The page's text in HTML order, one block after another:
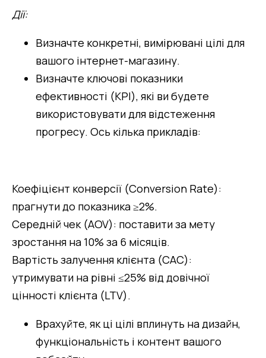
Дії:
Визначте конкретні, вимірювані цілі для
вашого інтернет-магазину.
Визначте ключові показники
ефективності (KPI), які ви будете
використовувати для відстеження
прогресу. Ось кілька прикладів:
Коефіцієнт конверсії (Conversion Rate):
прагнути до показника ≥2%.
Середній чек (AOV): поставити за мету
зростання на 10% за 6 місяців.
Вартість залучення клієнта (CAC):
утримувати на рівні ≤25% від довічної
цінності клієнта (LTV).
Врахуйте, як ці цілі вплинуть на дизайн,
функціональність і контент вашого